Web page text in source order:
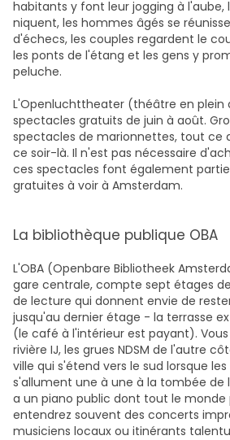
habitants y font leur jogging à l'aube,
niquent, les hommes âgés se
d'échecs, les couples regardent le
les ponts de l'étang et les gens y
peluche.
L'Openluchttheater (théâtre en plein
spectacles gratuits de juin à août.
spectacles de marionnettes, tout ce
ce soir-là. Il n'est pas nécessaire
ces spectacles font également
gratuites à voir à Amsterdam.
La bibliothèque publique OBA
L'OBA (Openbare Bibliotheek
gare centrale, compte sept étages
de lecture qui donnent envie de
jusqu'au dernier étage - la terrasse
(le café à l'intérieur est payant).
rivière IJ, les grues NDSM de l'autre
ville qui s'étend vers le sud lorsque
s'allument une à une à la tombée de
a un piano public dont tout le monde
entendrez souvent des concerts
musiciens locaux ou itinérants